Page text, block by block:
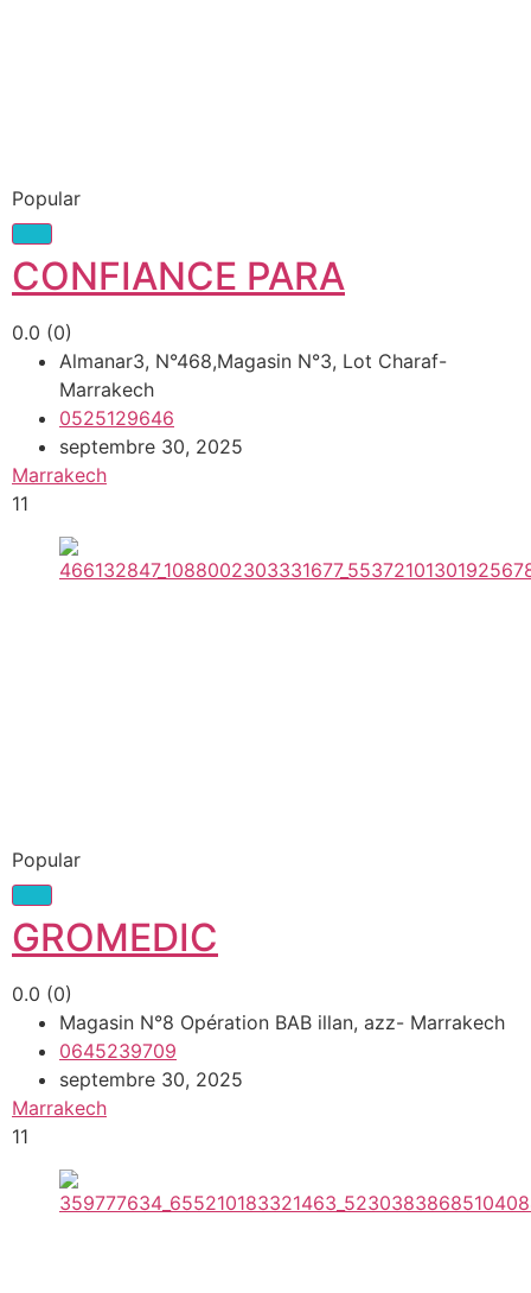
Popular
CONFIANCE PARA
0.0 (0)
Almanar3, N°468,Magasin N°3, Lot Charaf-
Marrakech
0525129646
septembre 30, 2025
Marrakech
11
Popular
GROMEDIC
0.0 (0)
Magasin N°8 Opération BAB illan, azz- Marrakech
0645239709
septembre 30, 2025
Marrakech
11